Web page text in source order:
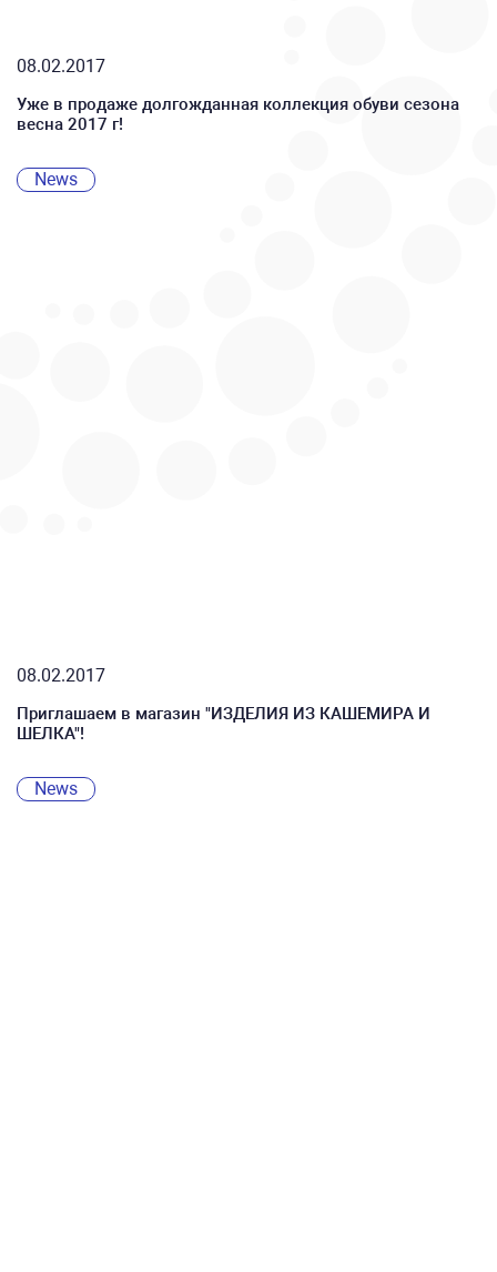
08.02.2017
Уже в продаже долгожданная коллекция обуви сезона
весна 2017 г!
News
08.02.2017
Приглашаем в магазин "ИЗДЕЛИЯ ИЗ КАШЕМИРА И
ШЕЛКА"!
News